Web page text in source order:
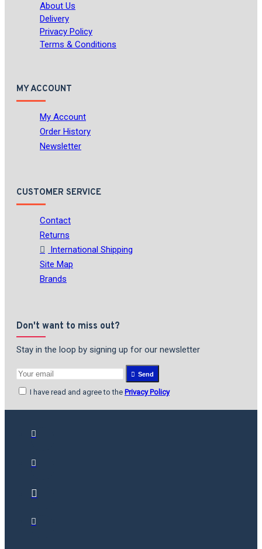
About Us
Delivery
Privacy Policy
Terms & Conditions
MY ACCOUNT
My Account
Order History
Newsletter
CUSTOMER SERVICE
Contact
Returns
International Shipping
Site Map
Brands
Don't want to miss out?
Stay in the loop by signing up for our newsletter
Send
I have read and agree to the Privacy Policy